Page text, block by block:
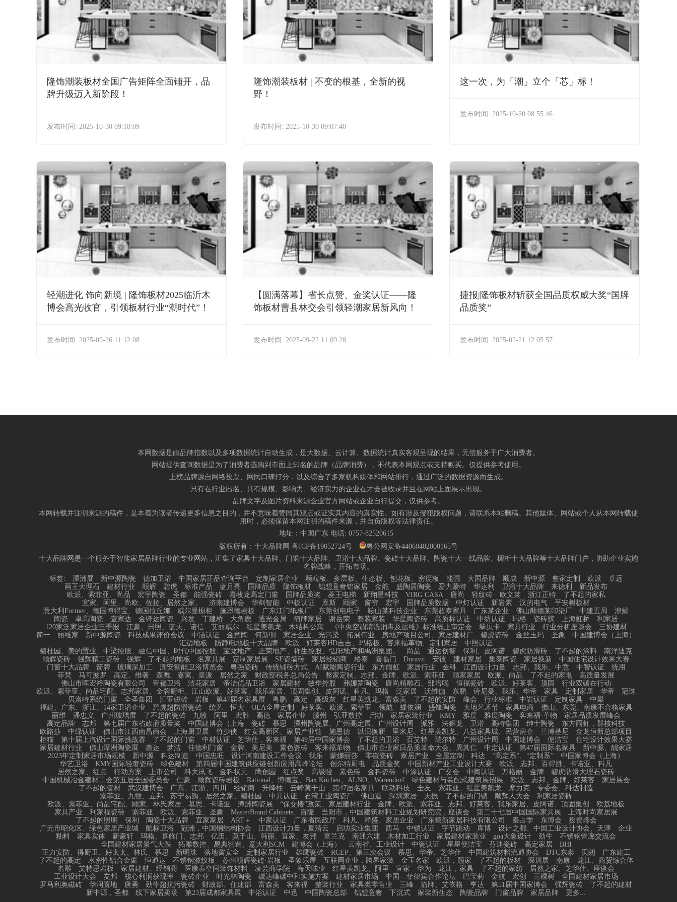
隆饰潮装板材全国广告矩阵全面铺开，品
牌升级迈入新阶段！
发布时间: 2025-10-30 09:18:09
隆饰潮装板材 | 不变的根基，全新的视
野！
发布时间: 2025-10-30 09:07:40
这一次，为「潮」立个「芯」标！
发布时间: 2025-10-30 08:55:46
轻潮进化 饰向新境 | 隆饰板材2025临沂木
博会高光收官，引领板材行业“潮时代”！
发布时间: 2025-09-26 11:12:08
【圆满落幕】省长点赞、金奖认证——隆
饰板材曹县林交会引领轻潮家居新风向！
发布时间: 2025-09-22 11:09:28
捷报|隆饰板材斩获全国品质权威大奖“国牌
品质奖”
发布时间: 2025-02-21 12:05:57
本网数据是由品牌指数以及多项数据统计自动生成，是大数据、云计算、数据统计真实客观呈现的结果，无偿服务于广大消费者。
网站提供查询数据是为了消费者选购到市面上知名的品牌（品牌消费），不代表本网观点或支持购买。仅提供参考使用。
上榜品牌源自网络投票、网民口碑打分，以及综合了多家机构媒体和网站排行，通过广泛的数据资源而生成。
只有在行业出名、具有规模、影响力、经济实力的企业在才会被收录并且在网站上面展示出现。
品牌文字及图片资料来源企业官方网站或企业自行提交，仅供参考。
本网转载并注明来源的稿件，是本着为读者传递更多信息之目的，并不意味着赞同其观点或证实其内容的真实性。如有涉及侵犯版权问题，请联系本站删稿。其他媒体、网站或个人从本网转载使
用时，必须保留本网注明的稿件来源，并自负版权等法律责任。
地址：中国广东 电话: 0757-82520615
版权所有：十大品牌网 粤ICP备19052724号
粤公网安备44060402000165号
十大品牌网是一个服务于智能家居品牌行业的专业网站，汇集了家具十大品牌、门窗十大品牌、卫浴十大品牌、瓷砖十大品牌、陶瓷十大一线品牌、橱柜十大品牌等十大品牌门户，协助企业实施
名牌战略，开拓市场。
标签:
潭洲展 新中源陶瓷 德加卫浴 中国家居正品查询平台 定制家居企业 颗粒板、多层板、生态板、刨花板、密度板 能强 大国品牌 顺成 新中源 整家定制 欧派
卓远
画王大理石
建材行业 顺辉 碧虎 标准产品 蓝月亮 国牌品质 隆饰板材 铝想意奢铝家居 金舵 盛陶居陶瓷 爱力蒙特 华达利 卫浴十大品牌 来德利
新品发布
欧派、索菲亚、尚品
宏宇陶瓷 圣都 能强瓷砖 喜牧龙高定门窗 国牌品质奖 菱王电梯 新翔星科技 VIRG CASA 唐尚 轻纹砖 欧文莱 浙江正特
了不起的家私
宜家、阿里、尚欧、佐拉、居然之家、
济南建博会 华剑智能 中板认证 库斯 顾家 窗帘 宏宇 国牌品质数据 中灯认证 新岩素 汉的电气
平安树板材
意大利Former、德国博得宝、德国拉丘娜、威尔曼橱柜
施恩德岩板 广东江门纸板厂 东莞创电电子 鞍山某科技企业 东莞超泰家具 广东某企业 佛山顺德某印染厂 中建五局
浪鲸
陶瓷
卓高陶瓷 壹家达 金锋达陶瓷 兴发 丁建桥 大角鹿 透光金属 箭牌家居 谢岳荣 整装家装 华星陶瓷砖 高质标认证 中纺认证 玛格 瓷砖胶 上海虹桥
利家居
120家泛家居企业三季报
江豪、日照、蓝天、诺信 艾丽威尔 红星美凯龙 木结构公寓 《中央空调清洗消毒及运维》标准线上审定会 翠贝卡 家具行业 行业分析座谈会
三协建材
简一
丽维家 新中源陶瓷 科技成果评价会议 中洁认证 金意陶 何新明 家居企业、光污染 拓展伟业 房地产项目公司、家居建材厂 碧虎瓷砖 金丝玉玛 圣象
中国建博会（上海）
汇迈地板
防静电地板十大品牌 欧派、好莱客HD吉吉、玛格极、客来福革物、定制家居
中照认证
碧桂园、美的置业、中梁控股、融信中国、时代中国控股、宝龙地产、正荣地产、祥生控股、弘阳地产和禹洲集团。
尚品 通达创智 保利、皮阿诺 碧虎防滑砖 了不起的涂料
南洋迪克
顺辉瓷砖
强辉精工瓷砖 强辉 了不起的地板 名家具展 定制家居展 SE瓷墙砖 家居经销商 格泰 喜临门 Duravit 安彼 建材家居 集泰陶瓷 家居换新
中国住宅设计效果大赛
门窗十大品牌
箭牌 玻璃深加工 潮安智能卫浴博览会 粤强瓷砖 传统铺砖方式 AI赋能陶瓷行业 东方雨虹 家居行业 金科 江西设计力量 志邦、我乐、中意 中智认证
统用
菲梵
马可波罗 高定、维奢 森鹰、嘉寓、皇派 居然之家 财政部税务总局公告 整家定制、志邦、金牌、欧派、索菲亚 顾家家居 欧派、尚品 了不起的家电
高质量发展
佛山市晖宏裕陶瓷有限公司
帝都卫浴 洁花家居 帝洁优品卫浴 家居建材 敏华控股 弗娜罗陶瓷 唐尚精雕石、邹培聪 恒福瓷砖 欧派、好莱客、顶固
行业双碳在行动
欧派、索菲亚、尚品宅配、志邦家居、金牌厨柜、江山欧派、好莱客、我乐家居、顶固集创、皮阿诺、科凡、玛格
泛家居 沃维伽 东鹏 诗尼曼、我乐、华帝 家具 定制家居 华帝
冠珠
贝洛特系统门窗
全圣集团 汇亚磁砖 岩板 第47届名家具展 粤鹏 高定 高级灰 红星美凯龙、富森美 了不起的安防 峰会 行业标准 中岩认证 定制家具
中梁
福建、广东、浙江、14家卫浴企业
碧虎超防滑瓷砖 统艺 恒大 OEA全屋定制 好莱客、欧派、索菲亚 领航 蝶依斓 盛锋陶瓷 大地艺术节 家具电商
佛山、东莞、南康不合格家具
丽维
潘忠义 广州玻璃展 了不起的瓷砖 九牧 阿里 宏胜 高德 家居企业 滕州 弘亚数控 启功 家居家装行业 KMY 雅度 雅度陶瓷 客来福·革物
家居品质发展峰会
高定品牌
志邦 第七届广东省政府质量奖 中国建博会（上海 瓷砖 慕思 潭州陶瓷展、广州高定展、广州设计周 派雅 法狮龙 卫浴 高特集团 绅士陶瓷
东方雨虹，群核科技
欧路莎
中绿认证 佛山市江西南昌商会 上海厨卫展 竹少侠 红安高新区、家居产业链 施恩德 以旧换新 里米尼、红星美凯龙、八益家具城、民营房企 兰博基尼
金龙恒新总部项目
柜猫
第十届上汽设计国际挑战赛 了不起的门窗 中材认证 芝华仕，客来福 第49届中国家博会 了不起的卫浴 百艾特 瑞尔特 广州设计周 中国建博会 便洁宝
住宅设计效果大赛
家居建材行业
佛山潭洲陶瓷展 惠达 梦洁 佳德利门窗 金牌、美尼美 素色瓷砖 客来福革物 佛山市企业家日品质革命大会、周其仁 中定认证 第47届国际名家具
新中源、靓家居
2023年定制家居市场规模
新中源 科达制造 中国忠旺 设计河南建设工作会议 我乐 蒙娜丽莎 零碳瓷砖 家居产业 全屋定制 科达 “高定系”、“定制系”
中国家博会（上海）
华艺卫浴
KMY国际轻奢瓷砖 绿色建材 第四届中国建筑供应链创新应用高峰论坛 创尔特厨电 品质金奖 中国新材产业工业设计大赛
欧派、志邦、百得胜、卡诺亚、科凡
居然之家、红点
行动方案 上市公司 科大讯飞 金科状元 鹰创园 红点奖 高级哑 素色砖 金科瓷砖 中涂认证 广交会 中陶认证 万格丽 金牌
碧虎防滑大理石瓷砖
中国机械冶金建材工会第五届全国委员会
仁豪 顺辉瓷砖岩板 Rational、博德宝、Bax Küchen、ALNO、Warendorf 绿色建材与装配式建筑展招展 欧派、志邦、金牌、好莱客
家居展会
了不起的管材
武汉建博会 广东、江浙、四川 经销商 升降柱 云峰莫干山 第47届名家具 联动科技 全友 索菲亚、红星美凯龙 摩力克
专委会、科达制造
索菲亚、九牧、立邦、苏宁易购、居然之家、碧桂园
中具认证 石湾工业陶瓷厂 佛山造 深圳家居 天振 了不起的门锁 顺辉人大会
利家居瓷砖
欧派、索菲亚、尚品宅配、顾家、林氏家居、慕思、卡诺亚
潭洲陶瓷展 “保交楼”政策、家居建材行业 金牌、欧派、索菲亚、志邦、好莱客、我乐家居、皮阿诺、顶固集创
欧荔地板
家具产业
利家福瓷砖 索菲亚 欧派、索菲亚、圣象 MasterBrand Cabinets、百隆 当阳市，中国建筑材料工业规划研究院，座谈会 第二十七届中国国际家具展
上海时尚家居展
了不起的照明
保利 陶瓷十大品牌 宜家家居 ART＋ 中家认证 广东省民政厅 科凡、祥盛、家居企业 广东碧新家居科技有限公司 秦占学 东博会
投资峰会
广元市昭化区、绿色家居产业城
航标卫浴 冠洲，中国钢结构协会 江西设计力量，夏清云 启功实业集团 西马 中锁认证 字节跳动 库博 设计之都、中国工业设计协会、天津
企业
釉料
家具实体 新豪轩 玛格、喜临门、志邦 亿田、莫干山、韩丽、宜家、友邦 富兰克 南通六建 木材加工行业 家居建材家装业 goa大象设计 劲牛
不锈钢管廊交流会
全国建材家居景气大跌
拓雕数控、易典智造、意大利SCM 建博会（上海） 云南省、工业设计 中瓷认证 星星便洁宝 芬迪瓷砖 高定家居
BHI
王力安防、得厨卫、好太太、林氏、慕思
新明珠 落地窗安全 定制家居行业 雄鹰瓷砖 RCEP、第三次会议 慕思、华帝、芝华仕 中国建筑材料流通协会 DTC东泰 贝朗
广东建工
了不起的高定
水密性铝合金窗 恒通达 不锈钢波纹板 苏州顺辉瓷砖·岩板 圣象乐屋 互联网企业，跨界家装 金玉名家 欧派，顾家 了不起的板材 深圳展 南康
龙江、商贸综合体
名雕
艾特思岩板 家居建材、经销商 医康养空间装饰材料 凌芸商学院 海天味业 红星美凯龙、阿里 宜家 华为 龙江，家具 了不起的家纺
居然之家、芝华仕、座谈会
工业设计大会
友邦 核心利润获现率 瓷砖企业 时光林陶瓷 碳达峰碳中和实施方案 建材家居市场 中国—菲律宾合作论坛 巴宝莉 金航 宏创 三棵树
全国建材家居市场
罗马利奥磁砖
华润置地 唐勇 劲牛超抗污瓷砖 财政部、住建部 富森美 客来福 整装行业 家具类零售业 三峰 箭牌、艾依格 亨达 第51届中国家博会 强辉瓷砖
了不起的建材
新中源，圣都
线下家居卖场 第23届成都家具展 中浴认证 中迅 中国陶瓷总部 铝想意奢 下沉式 家装新生态 陶瓷品牌 门窗品牌 家居品牌 更多...